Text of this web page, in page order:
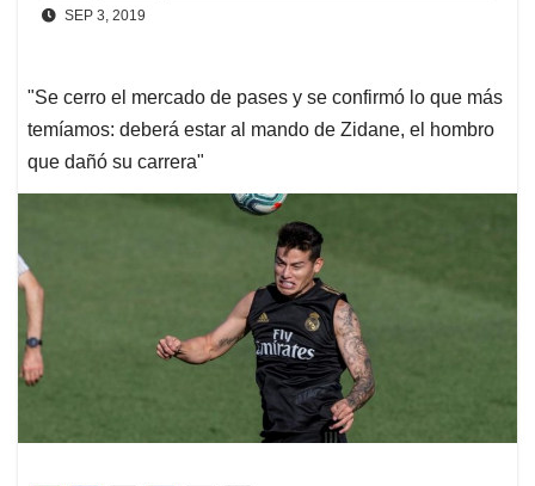
SEP 3, 2019
"Se cerro el mercado de pases y se confirmó lo que más
temíamos: deberá estar al mando de Zidane, el hombro
que dañó su carrera"